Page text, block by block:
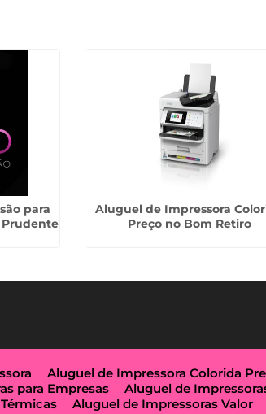
para
Prudente
Aluguel de Impressora
Preço no Bom Retiro
Aluguel de Impressora Colorida
para Empresas
Aluguel de
Aluguel de Impressoras Valor